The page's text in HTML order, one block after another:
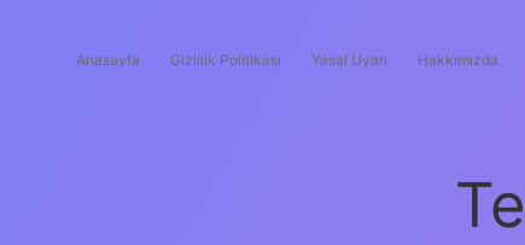
Anasayfa Gizlilik Politikası Yasal Uyarı Hakkımızda